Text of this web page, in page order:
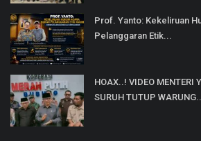
Prof. Yanto: Kekeliruan
Pelanggaran Etik...
HOAX..! VIDEO MENTERI
SURUH TUTUP